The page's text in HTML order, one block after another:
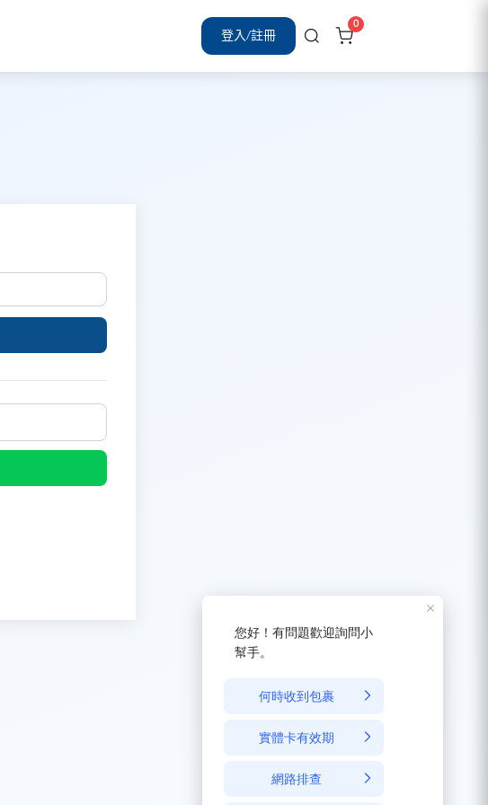
登入/註冊
0